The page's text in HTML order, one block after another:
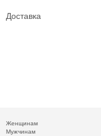
Доставка
Женщинам
Мужчинам